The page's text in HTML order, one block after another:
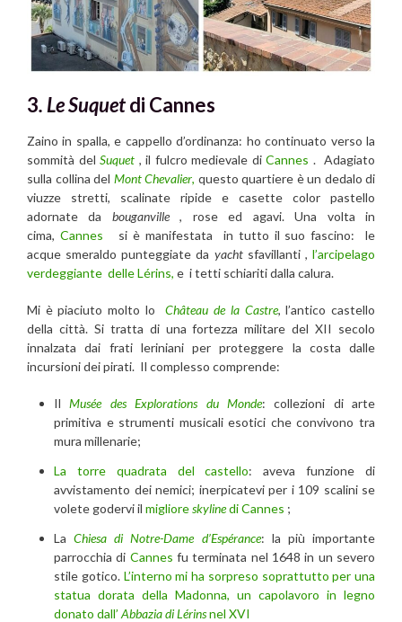
3. LeSuquetdi Cannes
Zaino in spalla, e cappello d’ordinanza: ho continuato verso la
sommità delSuquet , il fulcro medievale diCannes . Adagiato
sulla collina del Mont Chevalier, questo quartiere è un dedalo di
viuzze stretti, scalinate ripide e casette color pastello
adornate da bouganville, rose ed agavi. Una volta in
cima, Cannes
si è manifestata in tutto il suo fascino: le
acque smeraldo punteggiate da yachtsfavillanti ,l’arcipelago
verdeggiante delle Lérins, e i tetti schiariti dalla calura.
Mi è piaciuto molto loChâteau de la Castre, l’antico castello
della città. Si tratta di una fortezza militare del XII secolo
innalzata dai frati leriniani per proteggere la costa dalle
incursioni dei pirati. Il complesso comprende:
IlMusée des Explorations du Monde: collezioni di arte
primitiva e strumenti musicali esotici che convivono tra
mura millenarie;
La torre quadrata del castello: aveva funzione di
avvistamento dei nemici; inerpicatevi per i 109 scalini se
volete godervi il miglioreskylinedi Cannes ;
LaChiesa di Notre-Dame d’Espérance: la più importante
parrocchia di Cannesfu terminata nel 1648 in un severo
stile gotico. L’interno mi ha sorpreso soprattutto per una
statua dorata della Madonna, un capolavoro in legno
donato dall’ Abbazia di Lérinsnel XVI